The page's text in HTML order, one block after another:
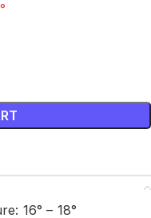
16° – 18°